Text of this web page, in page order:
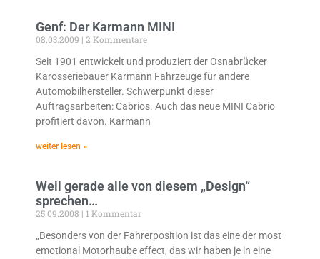
Genf: Der Karmann MINI
08.03.2009
2 Kommentare
Seit 1901 entwickelt und produziert der Osnabrücker
Karosseriebauer Karmann Fahrzeuge für andere
Automobilhersteller. Schwerpunkt dieser
Auftragsarbeiten: Cabrios. Auch das neue MINI Cabrio
profitiert davon. Karmann
weiter lesen »
Weil gerade alle von diesem „Design“
sprechen…
25.09.2008
1 Kommentar
„Besonders von der Fahrerposition ist das eine der most
emotional Motorhaube effect, das wir haben je in eine